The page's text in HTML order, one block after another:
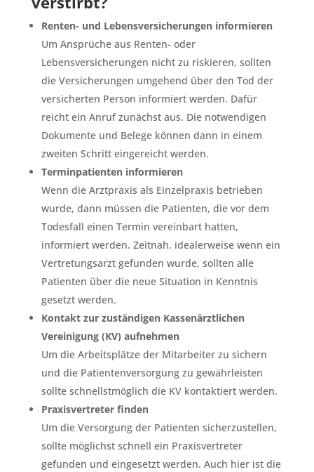
Renten- und Lebensversicherungen informieren
Um Ansprüche aus Renten- oder
Lebensversicherungen nicht zu riskieren, sollten
die Versicherungen umgehend über den Tod der
versicherten Person informiert werden. Dafür
reicht ein Anruf zunächst aus. Die notwendigen
Dokumente und Belege können dann in einem
zweiten Schritt eingereicht werden.
Terminpatienten informieren
Wenn die Arztpraxis als Einzelpraxis betrieben
wurde, dann müssen die Patienten, die vor dem
Todesfall einen Termin vereinbart hatten,
informiert werden. Zeitnah, idealerweise wenn ein
Vertretungsarzt gefunden wurde, sollten alle
Patienten über die neue Situation in Kenntnis
gesetzt werden.
Kontakt zur zuständigen Kassenärztlichen
Vereinigung (KV) aufnehmen
Um die Arbeitsplätze der Mitarbeiter zu sichern
und die Patientenversorgung zu gewährleisten
sollte schnellstmöglich die KV kontaktiert werden.
Praxisvertreter finden
Um die Versorgung der Patienten sicherzustellen,
sollte möglichst schnell ein Praxisvertreter
gefunden und eingesetzt werden. Auch hier ist die